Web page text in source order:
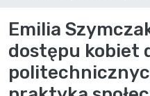
Emilia
dostępu kobiet